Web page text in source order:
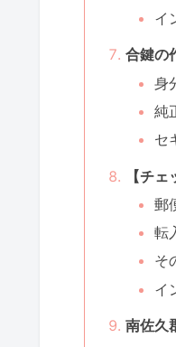
イ
合鍵の
身
純
セ
【チ
郵
転
そ
イ
南佐久